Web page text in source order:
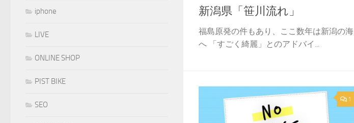
新潟県「笹川流れ」
福島原発の件もあり、ここ数年は新潟の海
へ 「すごく綺麗」とのアドバイ...
1
iphone
LIVE
ONLINE SHOP
PIST BIKE
SEO